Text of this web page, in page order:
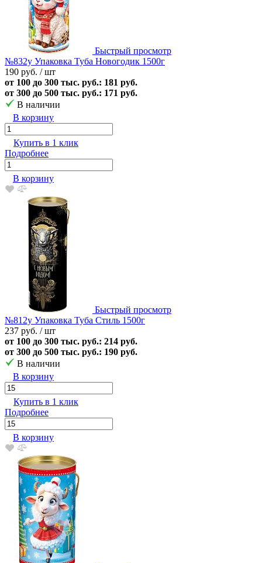
Быстрый просмотр
№832у Упаковка Туба Новогодик 1500г
190 руб. / шт
от 100 до 300 тыс. руб.: 181 руб.
от 300 до 500 тыс. руб.: 171 руб.
В наличии
В корзину
Купить в 1 клик
Подробнее
В корзину
Быстрый просмотр
№812у Упаковка Туба Стиль 1500г
237 руб. / шт
от 100 до 300 тыс. руб.: 214 руб.
от 300 до 500 тыс. руб.: 190 руб.
В наличии
В корзину
Купить в 1 клик
Подробнее
В корзину